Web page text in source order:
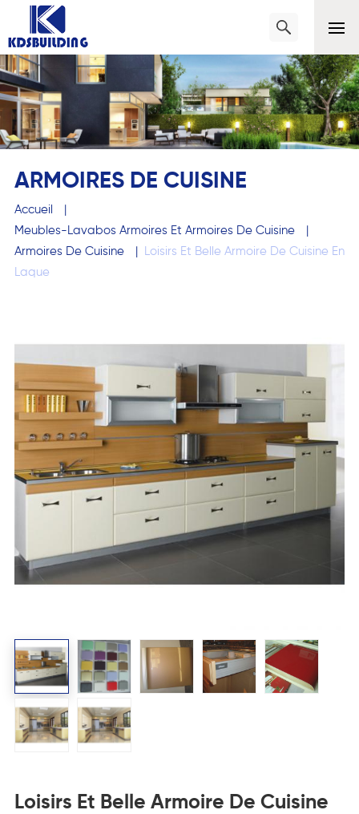
ARMOIRES DE CUISINE
Accueil
|
Meubles-Lavabos Armoires Et Armoires De Cuisine
|
Armoires De Cuisine
|
Loisirs Et Belle Armoire De Cuisine En
Laque
Loisirs Et Belle Armoire De Cuisine